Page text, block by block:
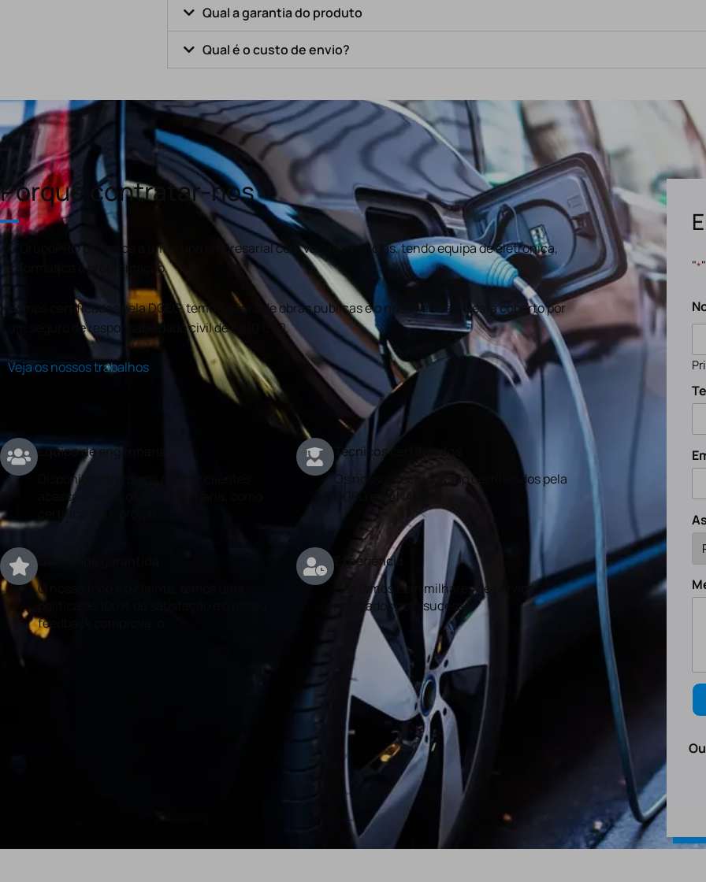
Qual a garantia do produto
Qual é o custo de envio?
Porquê contratar-nos
O GrupoPRO pertence a um grupo empresarial com várias valências, tendo equipa de eletronica,
informática e programação.
Somos certificados pela DGEG, temos alvará de obras publicas e o nosso trabalho está coberto por
um seguro de responsabilidade civil de €100.000.
Veja os nossos trabalhos
Equipa de engenharia
Disponibilizamos aos nossos clientes
acesso a serviços de engenharia, como
certificados e projetos.
Técnicos certificados
Os nossos técnicos são certificados pela
DGEG e a ANACOM
O nosso foco é o cliente, temos uma
politica de 100% de satisfação e o nosso
feedback comprova-o.
Experiência
Contamos com milhares de serviços
realizados com sucesso.
"*